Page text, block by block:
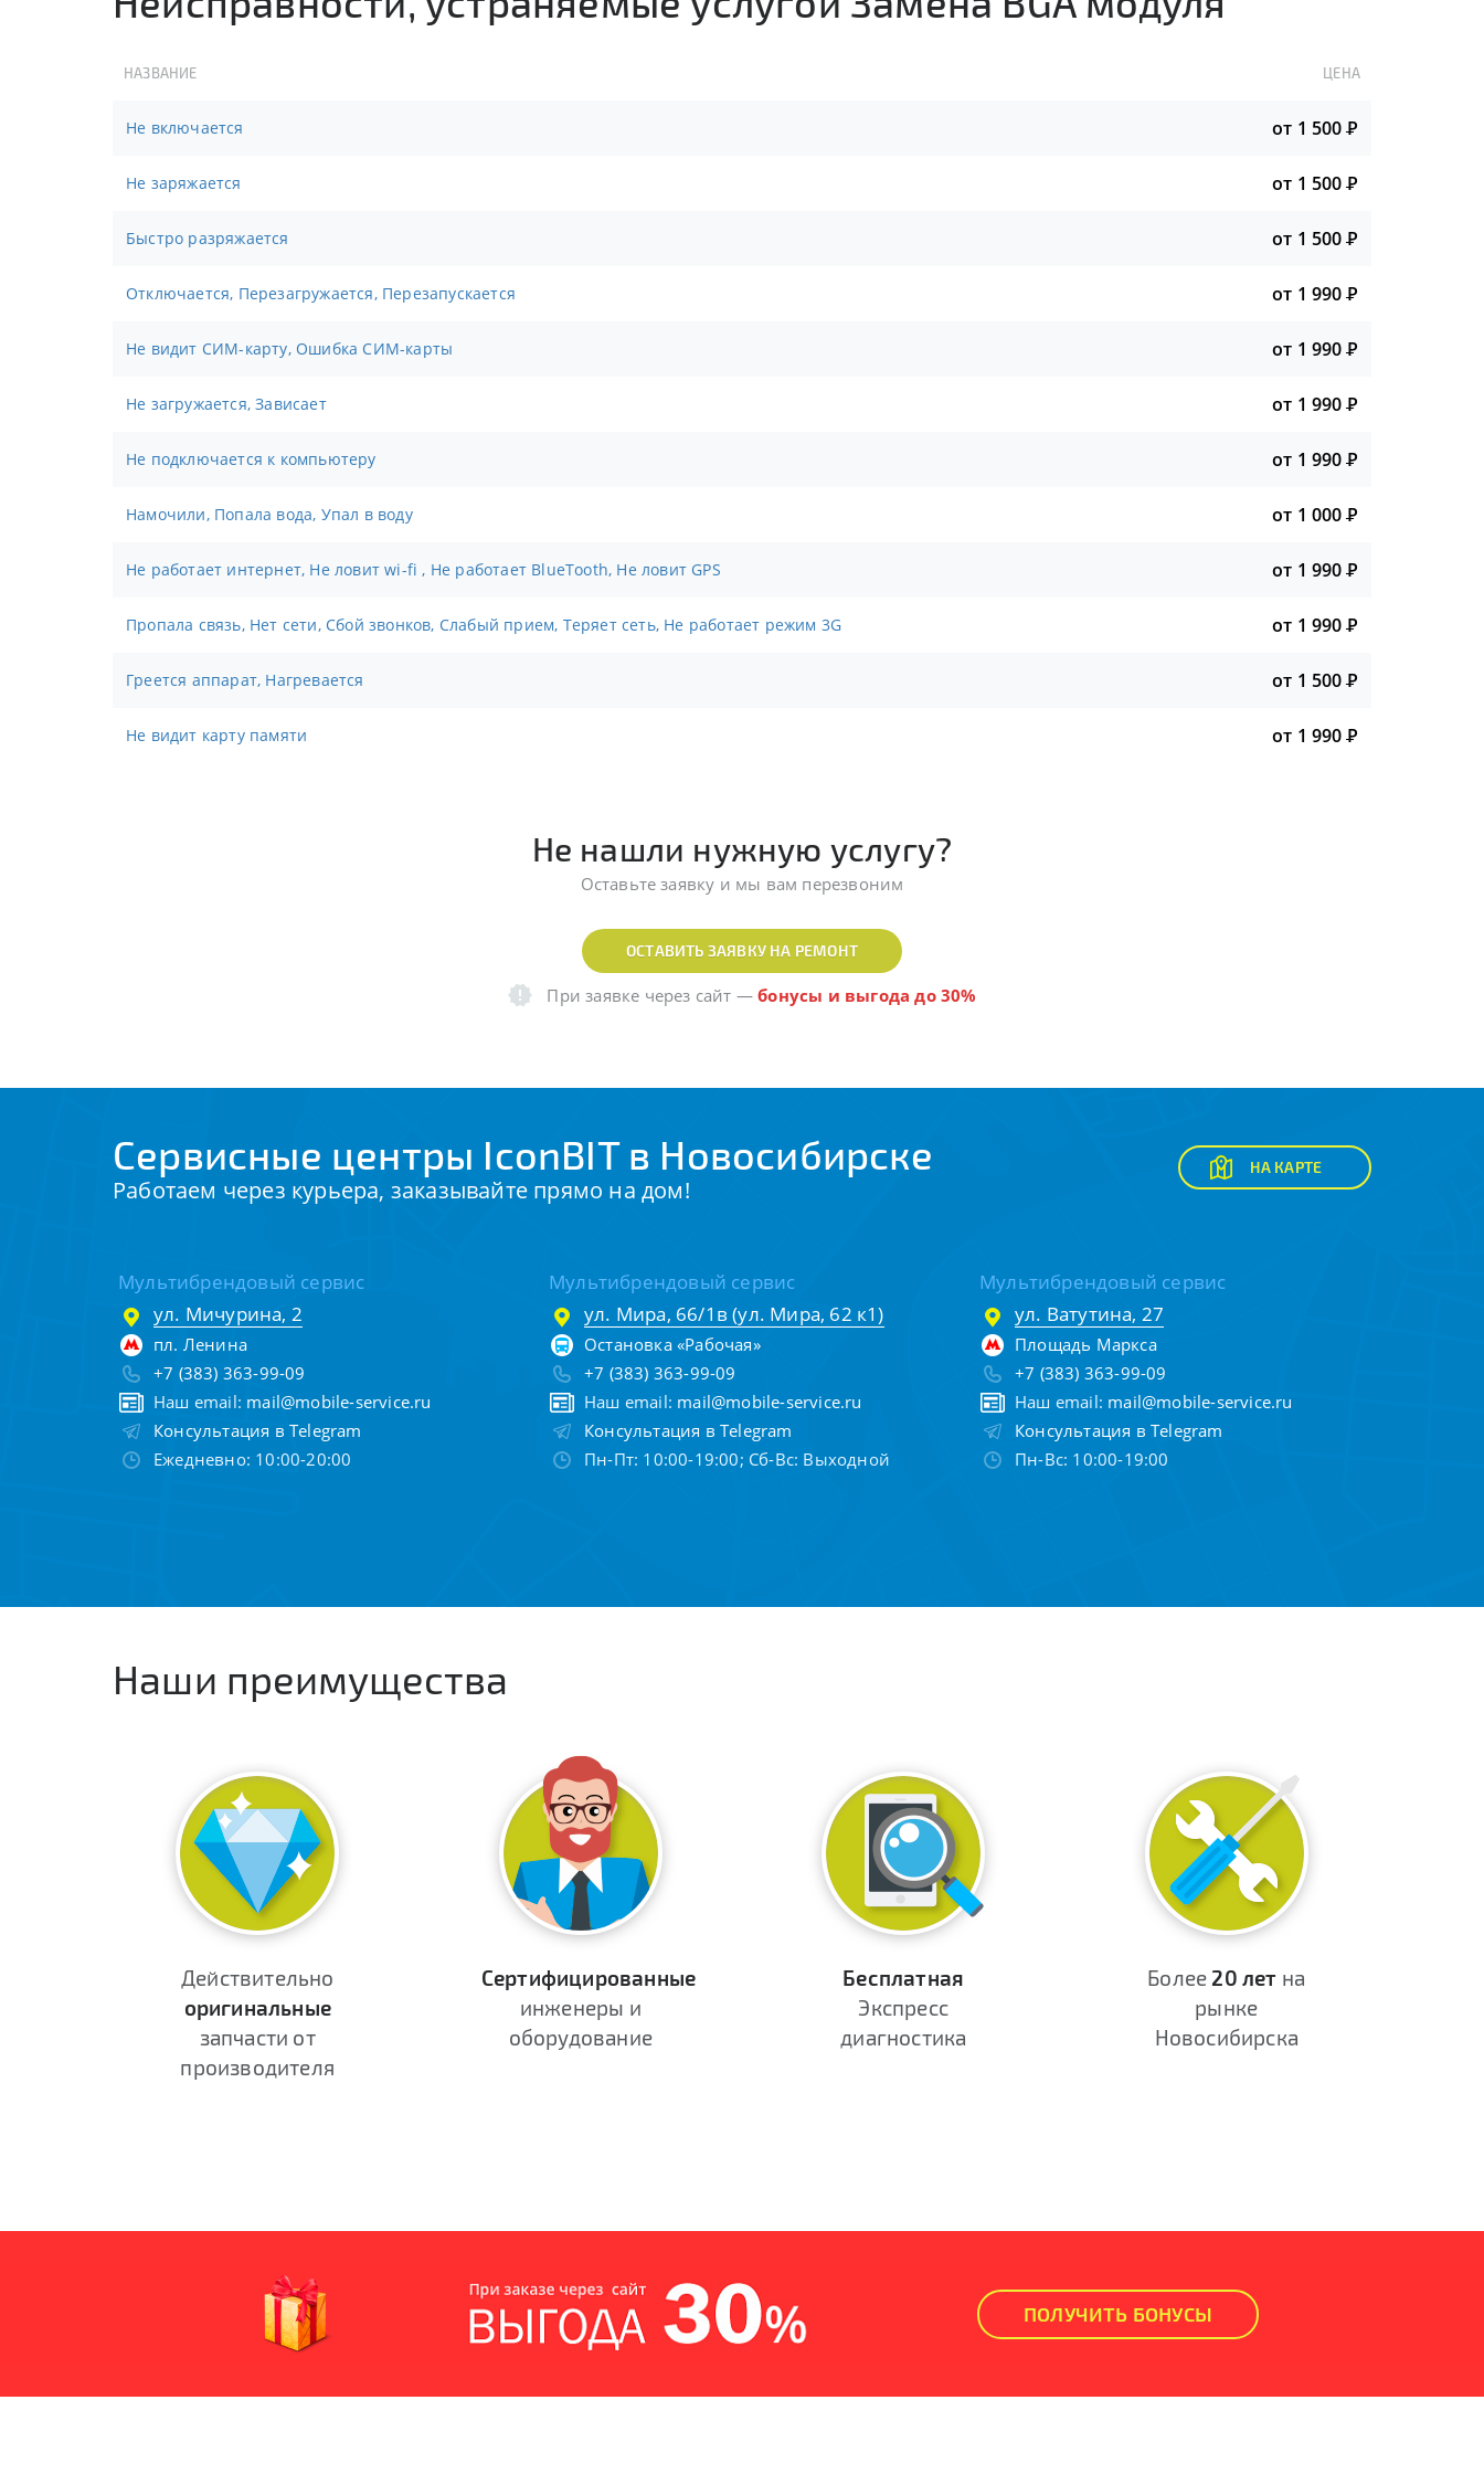
НАЗВАНИЕ ЦЕНА
Не включается от 1 500Р
Не заряжается от 1 500Р
Быстро разряжается от 1 500Р
Отключается, Перезагружается, Перезапускается от 1 990Р
Не видит СИМ-карту, Ошибка СИМ-карты от 1 990Р
Не загружается, Зависает от 1 990Р
Не подключается к компьютеру от 1 990Р
Намочили, Попала вода, Упал в воду от 1 000Р
Не работает интернет, Не ловит wi-fi , Не работает BlueTooth, Не ловит GPS от 1 990Р
Пропала связь, Нет сети, Сбой звонков, Слабый прием, Теряет сеть, Не работает режим 3G от 1 990Р
Греется аппарат, Нагревается от 1 500Р
Не видит карту памяти от 1 990Р
Не нашли нужную услугу?
Оставьте заявку и мы вам перезвоним
ОСТАВИТЬ ЗАЯВКУ НА РЕМОНТ
При заявке через сайт —бонусы и выгода до 30%
Сервисные центры IconBIT в Новосибирске
Работаем через курьера, заказывайте прямо на дом!
НА КАРТЕ
Мультибрендовый сервис
ул. Мичурина, 2
пл. Ленина
+7 (383) 363-99-09
Наш email: mail@mobile-service.ru
Консультация в Telegram
Ежедневно: 10:00-20:00
Мультибрендовый сервис
ул. Мира, 66/1в (ул. Мира, 62 к1)
Остановка «Рабочая»
+7 (383) 363-99-09
Наш email: mail@mobile-service.ru
Консультация в Telegram
Пн-Пт: 10:00-19:00; Сб-Вс: Выходной
Мультибрендовый сервис
ул. Ватутина, 27
Площадь Маркса
+7 (383) 363-99-09
Наш email: mail@mobile-service.ru
Консультация в Telegram
Пн-Вс: 10:00-19:00
Наши преимущества
Действительно
оригинальные
запчасти от
производителя
Сертифицированные
инженеры и
оборудование
Бесплатная
Экспресс
диагностика
Более 20 лет на
рынке
Новосибирска
ПОЛУЧИТЬ БОНУСЫ